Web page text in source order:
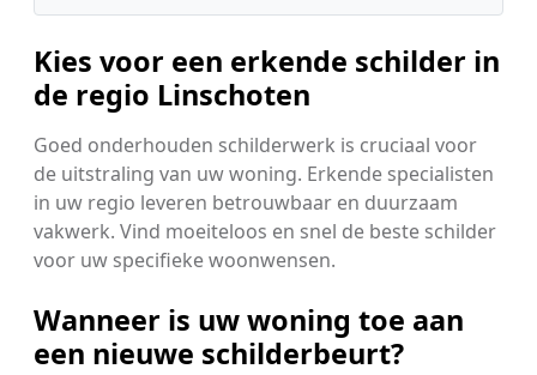
Kies voor een erkende schilder in
de regio Linschoten
Goed onderhouden schilderwerk is cruciaal voor
de uitstraling van uw woning. Erkende specialisten
in uw regio leveren betrouwbaar en duurzaam
vakwerk. Vind moeiteloos en snel de beste schilder
voor uw specifieke woonwensen.
Wanneer is uw woning toe aan
een nieuwe schilderbeurt?